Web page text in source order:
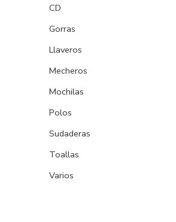
CD
Gorras
Llaveros
Mecheros
Mochilas
Polos
Sudaderas
Toallas
Varios